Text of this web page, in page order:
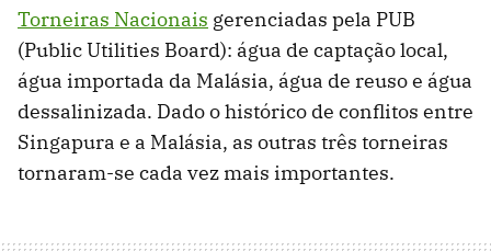
Torneiras Nacionais gerenciadas pela PUB
(Public Utilities Board): água de captação local,
água importada da Malásia, água de reuso e água
dessalinizada. Dado o histórico de conflitos entre
Singapura e a Malásia, as outras três torneiras
tornaram-se cada vez mais importantes.